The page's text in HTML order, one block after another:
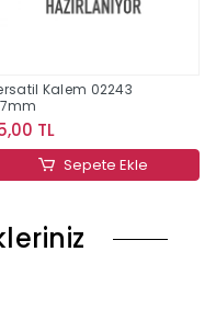
Kalem 02243
TL
Sepete Ekle